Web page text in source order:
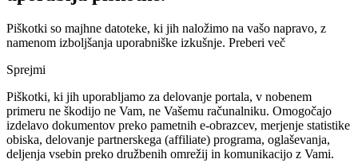
Piškotki so majhne datoteke, ki jih naložimo na vašo napravo, z
namenom izboljšanja uporabniške izkušnje. Preberi več
Sprejmi
Piškotki, ki jih uporabljamo za delovanje portala, v nobenem
primeru ne škodijo ne Vam, ne Vašemu računalniku. Omogočajo
izdelavo dokumentov preko pametnih e-obrazcev, merjenje statistike
obiska, delovanje partnerskega (affiliate) programa, oglaševanja,
deljenja vsebin preko družbenih omrežij in komunikacijo z Vami.